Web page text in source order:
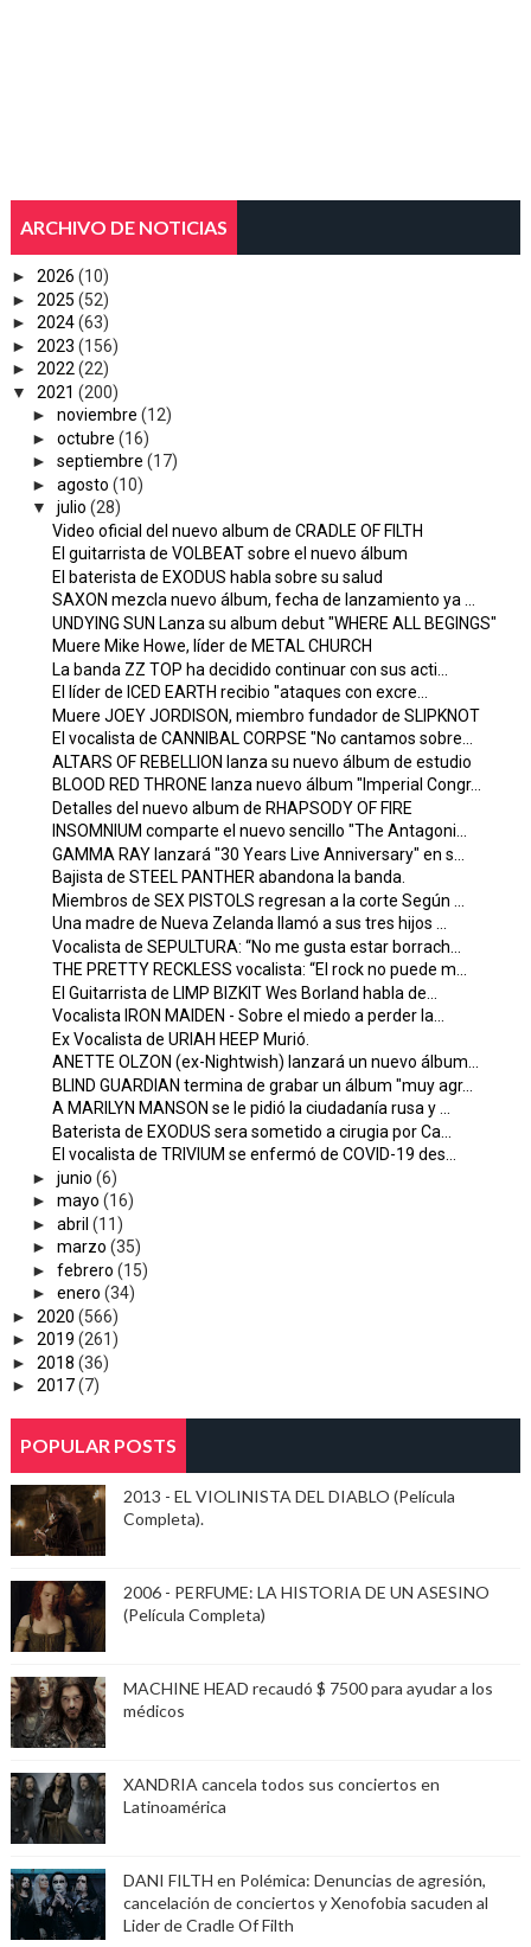
ARCHIVO DE NOTICIAS
► 2026 (10)
► 2025 (52)
► 2024(63)
► 2023 (156)
► 2022(22)
▼
2021 (200)
► noviembre (12)
► octubre (16)
► septiembre (17)
► agosto (10)
▼
julio (28)
Video oficial del nuevo album de CRADLE OF FILTH
El guitarrista de VOLBEAT sobre el nuevo álbum
El baterista de EXODUS habla sobre su salud
SAXON mezcla nuevo álbum, fecha de lanzamiento ya ...
UNDYING SUN Lanza su album debut "WHERE ALL BEGINGS"
Muere Mike Howe, líder de METAL CHURCH
La banda ZZ TOP ha decidido continuar con sus acti...
El líder de ICED EARTH recibio "ataques con excre...
Muere JOEY JORDISON, miembro fundador de SLIPKNOT
El vocalista de CANNIBAL CORPSE "No cantamos sobre...
ALTARS OF REBELLION lanza su nuevo álbum de estudio
BLOOD RED THRONE lanza nuevo álbum "Imperial Congr...
Detalles del nuevo album de RHAPSODY OF FIRE
INSOMNIUM comparte el nuevo sencillo "The Antagoni...
GAMMA RAY lanzará "30 Years Live Anniversary" en s...
Bajista de STEEL PANTHER abandona la banda.
Miembros de SEX PISTOLS regresan a la corte Según ...
Una madre de Nueva Zelanda llamó a sus tres hijos ...
Vocalista de SEPULTURA: “No me gusta estar borrach...
THE PRETTY RECKLESS vocalista: “El rock no puede m...
El Guitarrista de LIMP BIZKIT Wes Borland habla de...
Vocalista IRON MAIDEN - Sobre el miedo a perder la...
Ex Vocalista de URIAH HEEP Murió.
ANETTE OLZON (ex-Nightwish) lanzará un nuevo álbum...
BLIND GUARDIAN termina de grabar un álbum "muy agr...
A MARILYN MANSON se le pidió la ciudadanía rusa y ...
Baterista de EXODUS sera sometido a cirugia por Ca...
El vocalista de TRIVIUM se enfermó de COVID-19 des...
► junio (6)
► mayo (16)
► abril (11)
► marzo (35)
► febrero (15)
► enero (34)
► 2020 (566)
► 2019 (261)
► 2018 (36)
► 2017(7)
POPULAR POSTS
2013 - EL VIOLINISTA DEL DIABLO (Película
Completa).
2006 - PERFUME: LA HISTORIA DE UN ASESINO
(Película Completa)
MACHINE HEAD recaudó $ 7500 para ayudar a los
médicos
XANDRIA cancela todos sus conciertos en
Latinoamérica
DANI FILTH en Polémica: Denuncias de agresión,
cancelación de conciertos y Xenofobia sacuden al
Lider de Cradle Of Filth